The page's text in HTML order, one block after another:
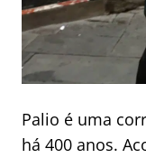
Palio é uma
há 400 anos.